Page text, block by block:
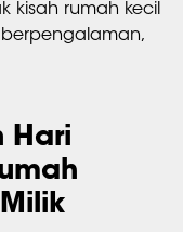
kisah rumah kecil
Hari